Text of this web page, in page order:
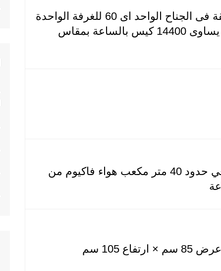
30 ضغطة بالدقيقة فى الجناح الواحد اى 60 للغرفة الواحدة
اى 240 للغرفتان يساوى 14400 كيس بالساعة بمقاس
تسحب الماكينة في حدود 40 متر مكعب هواء فاكيوم من